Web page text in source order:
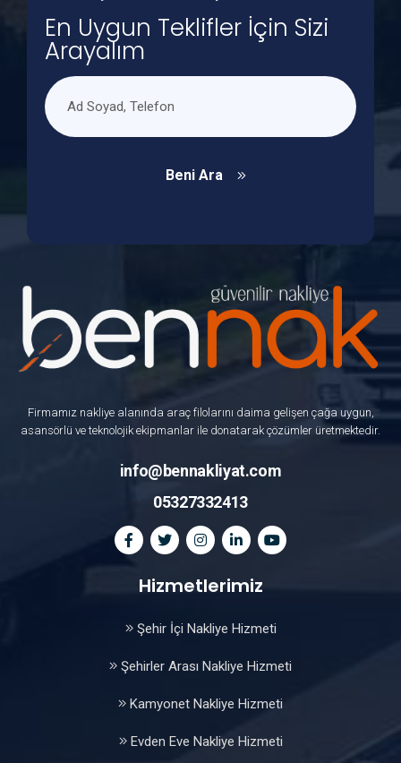
En Uygun Teklifler İçin Sizi
Arayalım
Beni Ara
Firmamız nakliye alanında araç filolarını daima gelişen çağa uygun,
asansörlü ve teknolojik ekipmanlar ile donatarak çözümler üretmektedir.
info@bennakliyat.com
05327332413
Hizmetlerimiz
Şehir İçi Nakliye Hizmeti
Şehirler Arası Nakliye Hizmeti
Kamyonet Nakliye Hizmeti
Evden Eve Nakliye Hizmeti